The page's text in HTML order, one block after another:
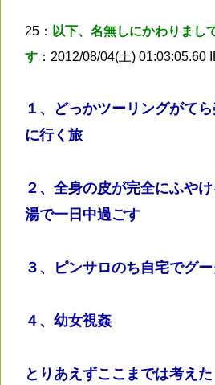
25： 以下、名無しにかわりまし
す ：2012/08/04(土) 01:03:05.60
１、どっかツーリングがて
に行く旅
２、全身の皮が完全にふや
湯で一日中過ごす
３、ピンサロのち自宅でグー
４、幼女視姦
とりあえずここまでは考えた